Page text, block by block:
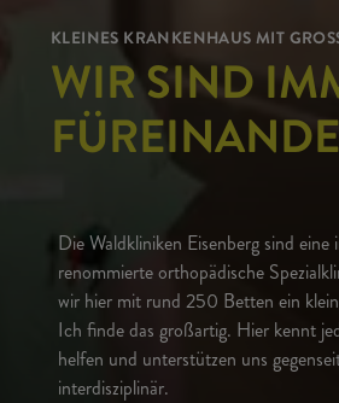
KLEINES KRANKENHAUS MIT
WIR SIND
Die Waldkliniken Eisenberg sind eine
renommierte orthopädische
wir hier mit rund 250 Betten ein
Ich finde das großartig. Hier kennt
helfen und unterstützen uns
interdisziplinär.